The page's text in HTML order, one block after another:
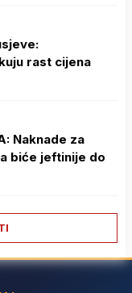
rast cijena
Naknade za
biće jeftinije do